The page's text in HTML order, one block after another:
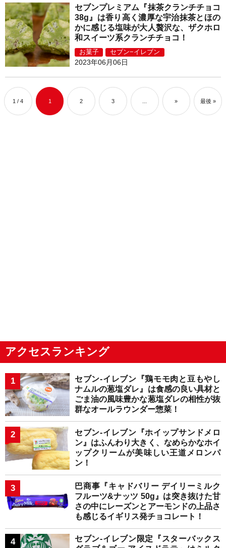
セブンプレミアム『抹茶クランチチョコ
38g』は香り高く濃厚な宇治抹茶とほの
かに感じる塩味が大人贅沢な、ザクホロ
和スイーツ系クランチチョコ！
お菓子 セブン−イレブン
2023年06月06日
1 / 4 1 2 3 » 最後 »
アクセスランキング
セブン-イレブン『鶏モモ肉と豆もやし
ナムルの葱塩ダレ』は食感の良い具材と
ごま油の風味豊かな葱塩ダレの相性が抜
群なオールラウンダー惣菜！
セブン-イレブン『ホイップサンドメロ
ン』はふんわり大きく、なめらかなホイ
ップクリームが美味しい王道メロンパ
ン！
巴商事『キャドバリー デイリーミルク
フルーツ&ナッツ 50g』は突き抜けた甘
さの中にレーズンとアーモンドの上品さ
も感じるイギリス発チョコレート！
セブン-イレブン限定『スターバックス